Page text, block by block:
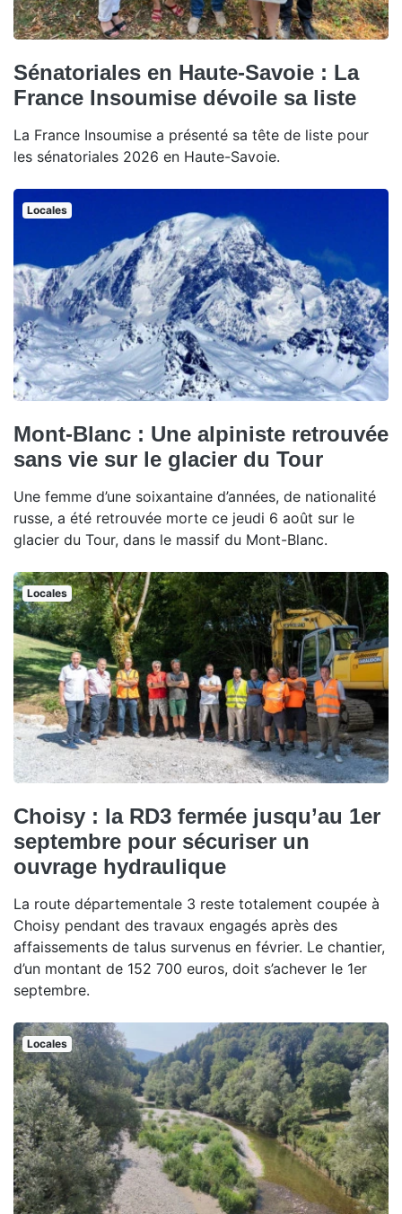
Sénatoriales en Haute-Savoie : La
France Insoumise dévoile sa liste
La France Insoumise a présenté sa tête de liste pour
les sénatoriales 2026 en Haute-Savoie.
Locales
Mont-Blanc : Une alpiniste retrouvée
sans vie sur le glacier du Tour
Une femme d’une soixantaine d’années, de nationalité
russe, a été retrouvée morte ce jeudi 6 août sur le
glacier du Tour, dans le massif du Mont-Blanc.
Locales
Choisy : la RD3 fermée jusqu’au 1er
septembre pour sécuriser un
ouvrage hydraulique
La route départementale 3 reste totalement coupée à
Choisy pendant des travaux engagés après des
affaissements de talus survenus en février. Le chantier,
d’un montant de 152 700 euros, doit s’achever le 1er
septembre.
Locales